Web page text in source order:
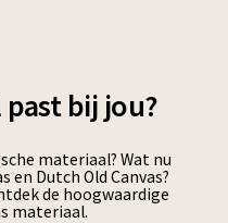
bij jou?
materiaal? Wat nu
en Dutch Old Canvas?
de hoogwaardige
materiaal.